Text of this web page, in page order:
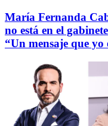
María Fernanda
no está en el
“Un mensaje que yo